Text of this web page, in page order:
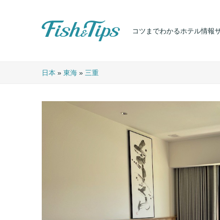
コツまでわかるホテル情報
日本 » 東海» 三重